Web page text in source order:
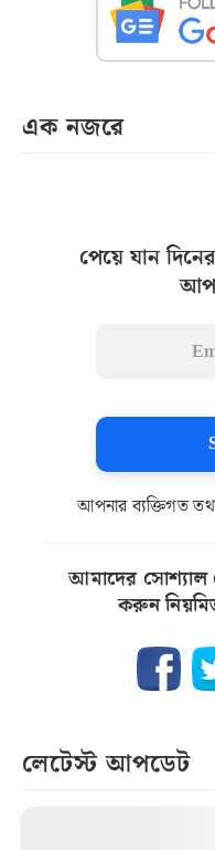
এক নজরে
পেয়ে যান
আপনার ব্যক্তিগত
আমাদের
করুন
লেটেস্ট আপডেট